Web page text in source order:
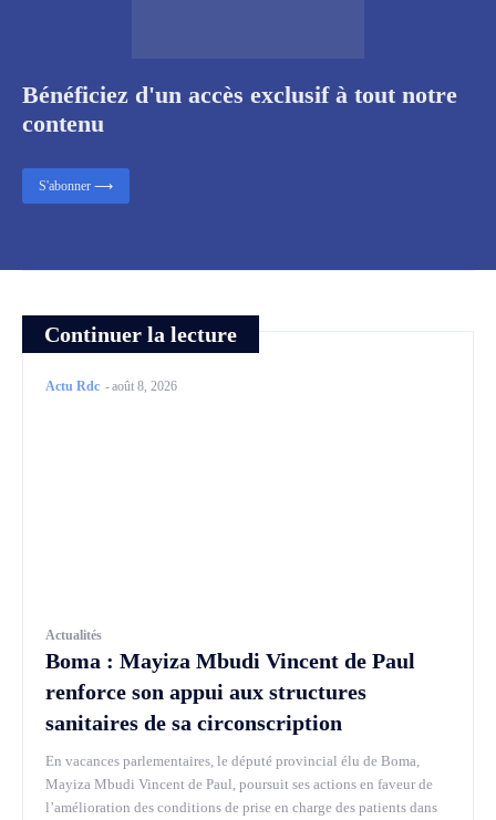
Continuer la lecture
Actu Rdc -août 8, 2026
Actualités
Boma : Mayiza Mbudi Vincent de Paul
renforce son appui aux structures
sanitaires de sa circonscription
En vacances parlementaires, le député provincial élu de Boma,
Mayiza Mbudi Vincent de Paul, poursuit ses actions en faveur de
l’amélioration des conditions de prise en charge des patients dans
Bénéficiez d'un accès exclusif à tout notre
contenu
S'abonner ⟶